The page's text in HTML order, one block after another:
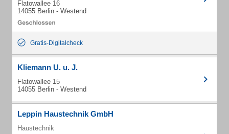
Flatowallee 16
14055 Berlin - Westend
Gratis-Digitalcheck
Kliemann U. u. J.
Flatowallee 15
14055 Berlin - Westend
Leppin Haustechnik GmbH
Haustechnik